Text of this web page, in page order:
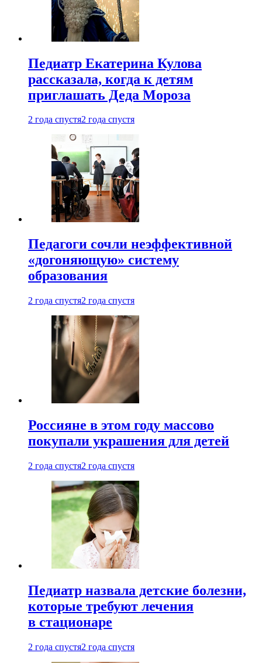
Педиатр Екатерина Кулова
рассказала, когда к детям
приглашать Деда Мороза
2 года спустя2 года спустя
Педагоги сочли неэффективной
«догоняющую» систему
образования
2 года спустя2 года спустя
Россияне в этом году массово
покупали украшения для детей
2 года спустя2 года спустя
Педиатр назвала детские болезни,
которые требуют лечения
в стационаре
2 года спустя2 года спустя